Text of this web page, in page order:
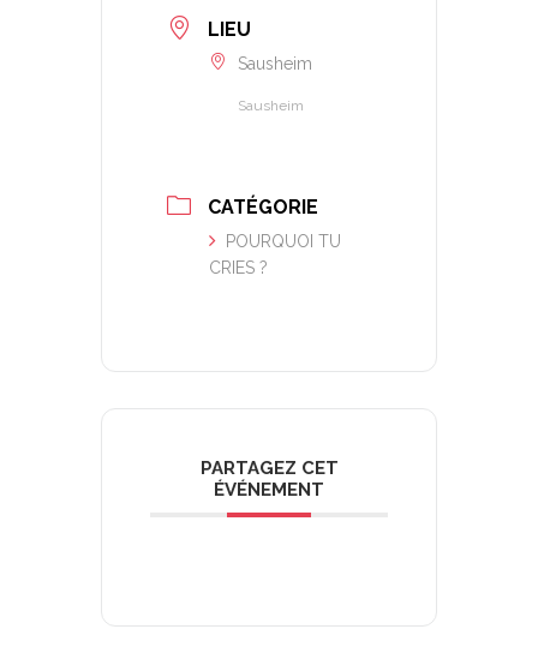
LIEU
Sausheim
Sausheim
CATÉGORIE
POURQUOI TU
CRIES ?
PARTAGEZ CET
ÉVÉNEMENT